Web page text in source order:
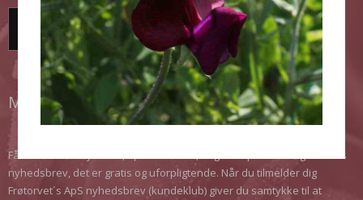
TILMELD DIG HER!
MODTAG VORES NYHEDSBREV
Få de seneste nyheder, opnå rabatter, få gode tips. Meld dig til vores
nyhedsbrev, det er gratis og uforpligtende. Når du tilmelder dig
Frøtorvet´s ApS nyhedsbrev (kundeklub) giver du samtykke til at